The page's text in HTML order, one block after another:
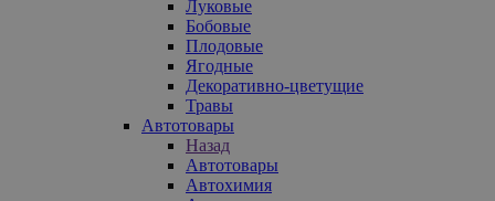
Луковые
Бобовые
Плодовые
Ягодные
Декоративно-цветущие
Травы
Автотовары
Назад
Автотовары
Автохимия